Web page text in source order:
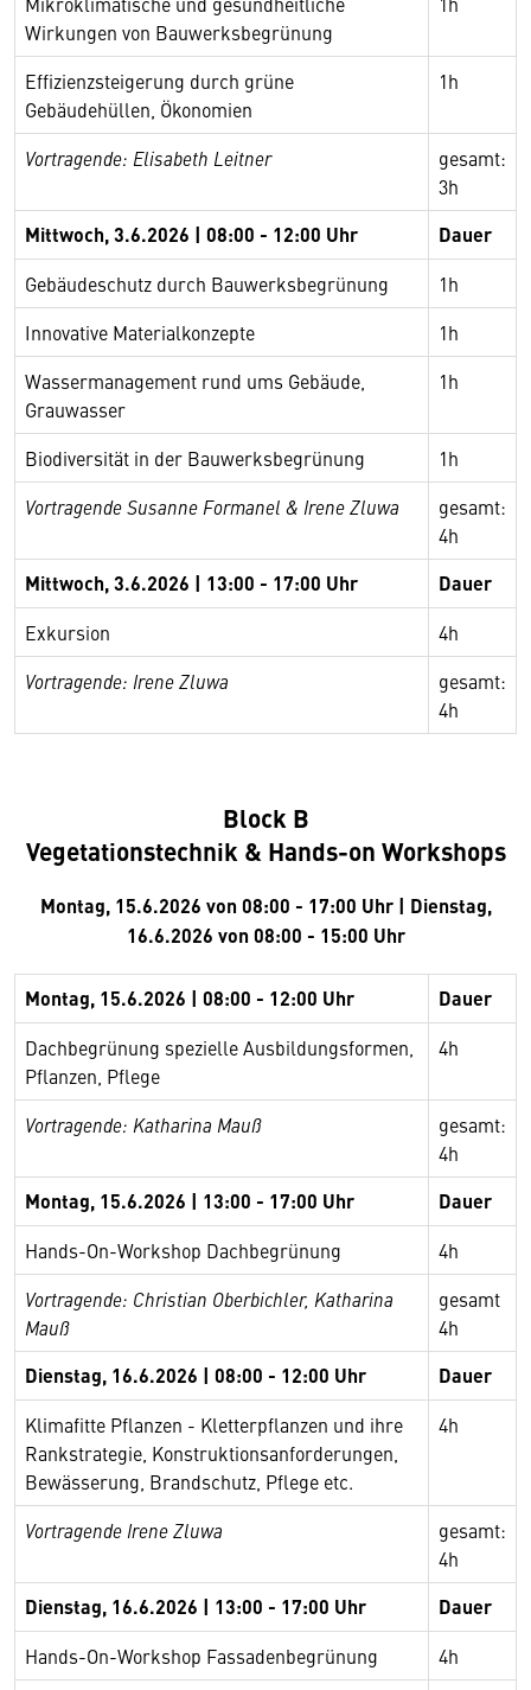
Wirkungen von Bauwerksbegrünung
Effizienzsteigerung durch grüne
Gebäudehüllen, Ökonomien
1h
Vortragende: Elisabeth Leitner
gesamt:
3h
Mittwoch, 3.6.2026 | 08:00 - 12:00 Uhr Dauer
Gebäudeschutz durch Bauwerksbegrünung
1h
Innovative Materialkonzepte
1h
Wassermanagement rund ums Gebäude,
Grauwasser
1h
Biodiversität in der Bauwerksbegrünung
1h
Vortragende Susanne Formanel & Irene Zluwa
gesamt:
4h
Mittwoch, 3.6.2026 | 13:00 - 17:00 Uhr Dauer
Exkursion
4h
Vortragende: Irene Zluwa
gesamt:
4h
Block B
Vegetationstechnik & Hands-on Workshops
Montag, 15.6.2026 von 08:00 - 17:00 Uhr | Dienstag,
16.6.2026 von 08:00 - 15:00 Uhr
Montag, 15.6.2026 | 08:00 - 12:00 Uhr Dauer
Dachbegrünung spezielle Ausbildungsformen,
Pflanzen, Pflege
4h
Vortragende: Katharina Mauß
gesamt:
4h
Montag, 15.6.2026 | 13:00 - 17:00 Uhr Dauer
Hands-On-Workshop Dachbegrünung
4h
Vortragende: Christian Oberbichler, Katharina
Mauß
gesamt
4h
Dienstag, 16.6.2026 | 08:00 - 12:00 Uhr Dauer
Klimafitte Pflanzen - Kletterpflanzen und ihre
Rankstrategie, Konstruktionsanforderungen,
Bewässerung, Brandschutz, Pflege etc.
4h
Vortragende Irene Zluwa
gesamt:
4h
Dienstag, 16.6.2026 | 13:00 - 17:00 Uhr Dauer
Hands-On-Workshop Fassadenbegrünung
4h